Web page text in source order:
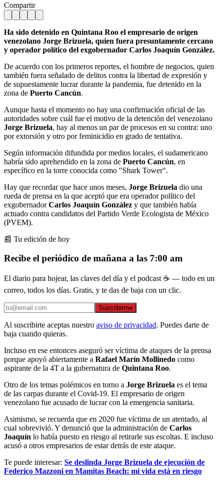
Compartir
Ha sido detenido en Quintana Roo el empresario de origen
venezolano Jorge Brizuela, quien fuera presuntamente cercano
y operador político del exgobernador Carlos Joaquín González.
De acuerdo con los primeros reportes, el hombre de negocios, quien
también fuera señalado de delitos contra la libertad de expresión y
de supuestamente lucrar durante la pandemia, fue detenido en la
zona de Puerto Cancún.
Aunque hasta el momento no hay una confirmación oficial de las
autoridades sobre cuál fue el motivo de la detención del venezolano
Jorge Brizuela, hay al menos un par de procesos en su contra: uno
por extorsión y otro por feminicidio en grado de tentativa.
Según información difundida por medios locales, el sudamericano
habría sido aprehendido en la zona de Puerto Cancún, en
específico en la torre conocida como "Shark Tower".
Hay que recordar que hace unos meses, Jorge Brizuela dio una
rueda de prensa en la que aceptó que era operador político del
exgobernadorCarlos Joaquín González y que también había
actuado contra candidatos del Partido Verde Ecologista de México
(PVEM).
📰 Tu edición de hoy
Recibe el periódico de mañana a las 7:00 am
El diario para hojear, las claves del día y el podcast ☕ — todo en un
correo, todos los días. Gratis, y te das de baja con un clic.
Suscribirme
Al suscribirte aceptas nuestro aviso de privacidad. Puedes darte de
baja cuando quieras.
Incluso en ese entonces aseguró ser víctima de ataques de la prensa
porque apoyó abiertamente a Rafael Marín Mollinedo como
aspirante de la 4T a la gubernatura de Quintana Roo.
Otro de los temas polémicos en torno a Jorge Brizuela es el tema
de las carpas durante el Covid-19. El empresario de origen
venezolano fue acusado de lucrar con la emergencia sanitaria.
Asimismo, se recuerda que en 2020 fue víctima de un atentado, al
cual sobrevivió. Y denunció que la administración de Carlos
Joaquín lo había puesto en riesgo al retirarle sus escoltas. E incluso
acusó a otros empresarios de estar detrás de este ataque.
Te puede interesar: Se deslinda Jorge Brizuela de ejecución de
Federico Mazzoni en Mamitas Beach: mi vida está en riesgo